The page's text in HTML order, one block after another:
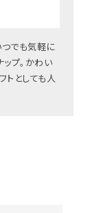
つでも気軽に
プ。かわい
トとしても人